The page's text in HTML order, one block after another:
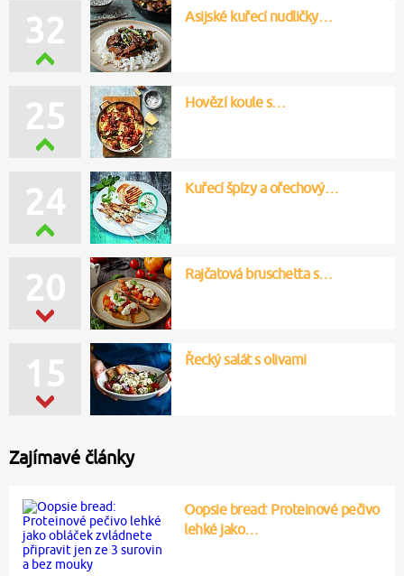
32 Asijské kuřecí nudličky…
24 Kuřecí špízy a ořechový…
20 Rajčatová bruschetta s…
25 Hovězí koule s…
15 Řecký salát s olivami
Zajímavé články
Oopsie bread: Proteinové pečivo
lehké jako…